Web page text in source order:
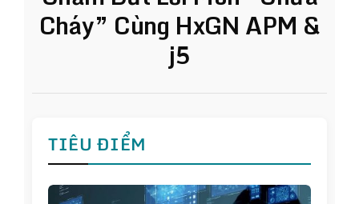
Cháy” Cùng HxGN APM &
j5
TIÊU ĐIỂM